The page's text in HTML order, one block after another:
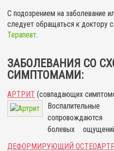
С подозрением на заболевание
следует обращаться к доктору
Терапевт.
ЗАБОЛЕВАНИЯ СО
СИМПТОМАМИ:
АРТРИТ (совпадающих
сопровождаются
болевых
артритом. По
ДЕФОРМИРУЮЩИЙ